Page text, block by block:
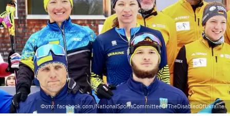
Фото: facebook.com/NationalSportsCommitteeOfTheDisabledOfUkraine